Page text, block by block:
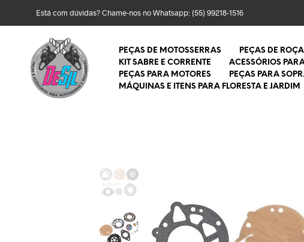
Está com dúvidas? Chame-nos no Whatsapp: (55) 99218-1516
PEÇAS DE MOTOSSERRAS PEÇAS DE
KIT SABRE E CORRENTE
ACESSÓRIOS
PEÇAS PARA MOTORES
PEÇAS PARA
MÁQUINAS E ITENS PARA FLORESTA E JARDIM